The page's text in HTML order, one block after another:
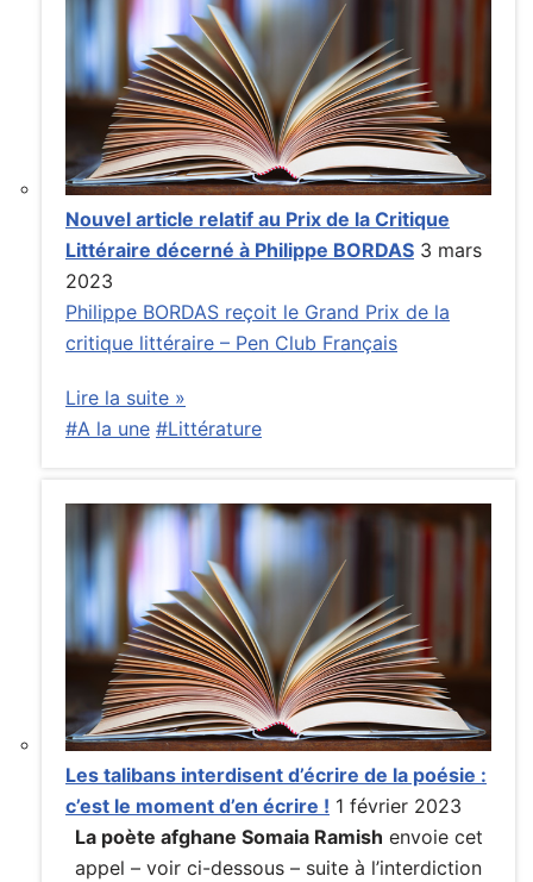
Nouvel article relatif au Prix de la Critique
Littéraire décerné à Philippe BORDAS 3 mars
2023
Philippe BORDAS reçoit le Grand Prix de la
critique littéraire – Pen Club Français
Lire la suite »
#A la une #Littérature
Les talibans interdisent d’écrire de la poésie :
c’est le moment d’en écrire ! 1 février 2023
La poète afghane Somaia Ramish envoie cet
appel – voir ci-dessous – suite à l’interdiction